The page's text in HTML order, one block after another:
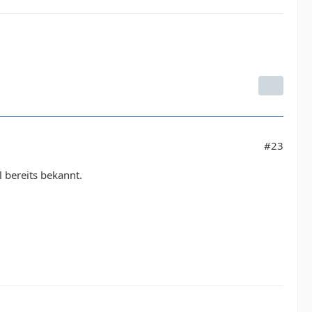
#23
bereits bekannt.